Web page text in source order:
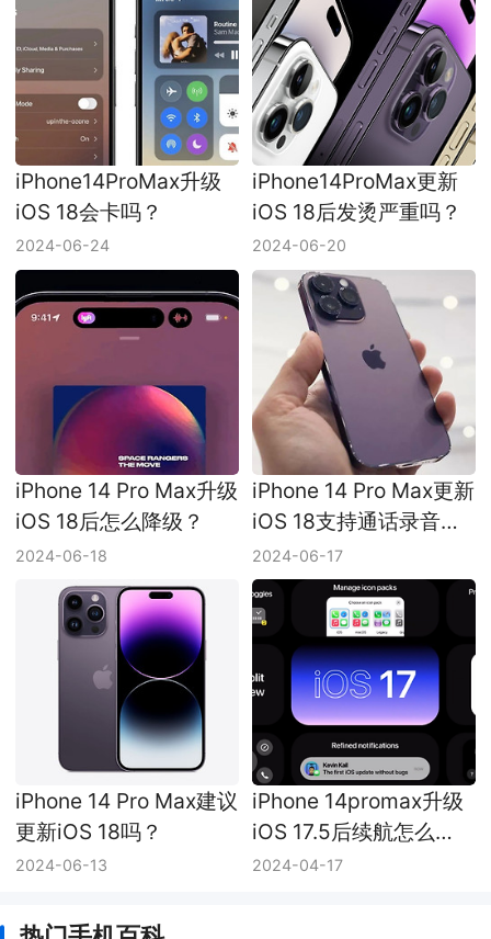
iPhone14ProMax升级
iOS 18会卡吗？
2024-06-24
iPhone14ProMax更新
iOS 18后发烫严重吗？
2024-06-20
iPhone 14 Pro Max升级
iOS 18后怎么降级？
2024-06-18
iPhone 14 Pro Max更新
iOS 18支持通话录音
吗？
2024-06-17
iPhone 14 Pro Max建议
更新iOS 18吗？
2024-06-13
iPhone 14promax升级
iOS 17.5后续航怎么
样？
2024-04-17